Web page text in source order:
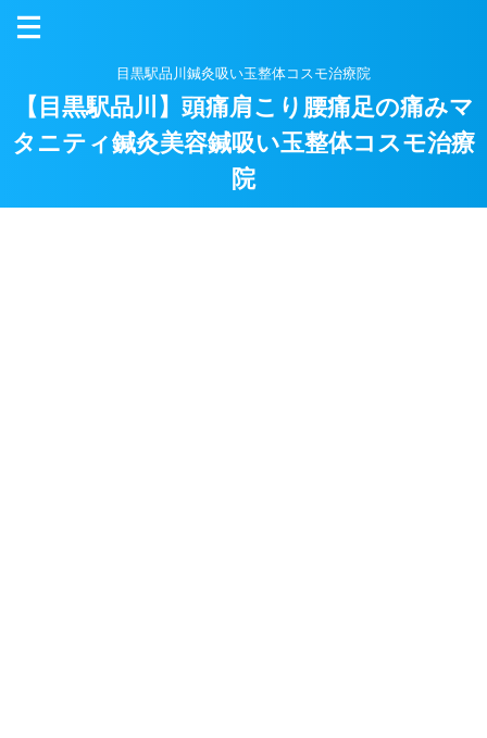
目黒駅品川鍼灸吸い玉整体コスモ治療院
【目黒駅品川】頭痛肩こり腰痛足の痛みマ
タニティ鍼灸美容鍼吸い玉整体コスモ治療
院